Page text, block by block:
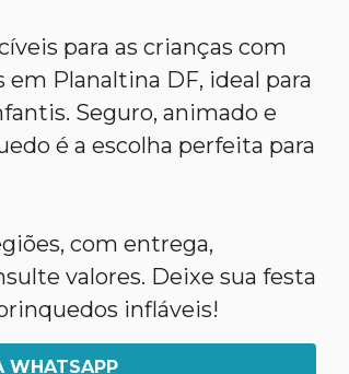
para as crianças com
Planaltina DF, ideal para
Seguro, animado e
é a escolha perfeita para
com entrega,
valores. Deixe sua festa
infláveis!
WHATSAPP